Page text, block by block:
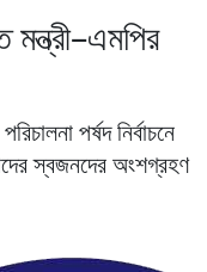
পর্ষদ নির্বাচনে
স্বজনদের অংশগ্রহণ